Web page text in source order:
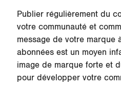
Publier régulièrement du
votre communauté et
message de votre marque
abonnées est un moyen
image de marque forte et
pour développer votre